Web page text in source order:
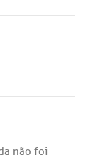
não foi